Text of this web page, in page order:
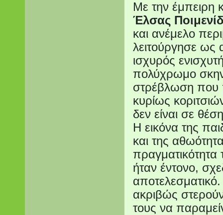
Με την έμπειρη
Έλσας
και ανέμελο
λειτούργησε ως
ισχυρός
πολύχρωμο
στρέβλωση που
κυρίως
δεν είναι σε
Η εικόνα της
και της
ήταν έντονο,
ακριβώς
τους να